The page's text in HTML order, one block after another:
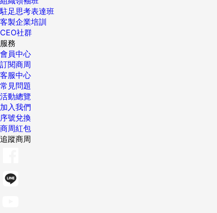
駐足思考表達班
客製企業培訓
CEO社群
服務
會員中心
訂閱商周
客服中心
常見問題
活動總覽
加入我們
序號兌換
商周紅包
追蹤商周